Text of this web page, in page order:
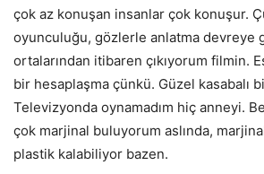
çok az konuşan insanlar çok konuşur.
oyunculuğu, gözlerle anlatma devreye
ortalarından itibaren çıkıyorum filmin.
bir hesaplaşma çünkü. Güzel kasabalı
Televizyonda oynamadım hiç anneyi.
çok marjinal buluyorum aslında,
plastik kalabiliyor bazen.